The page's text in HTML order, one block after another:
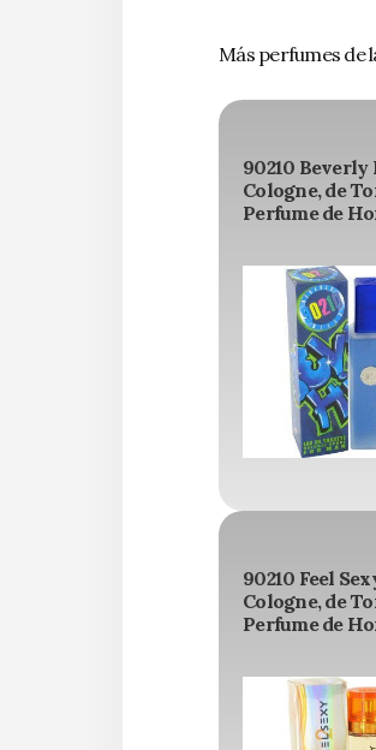
Más perfumes de
90210
Cologne, de
Perfume de
90210 Feel
Cologne, de
Perfume de